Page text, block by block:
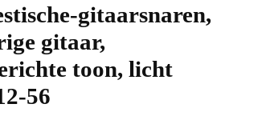
gitaarsnaren,
gitaar,
toon, licht
56